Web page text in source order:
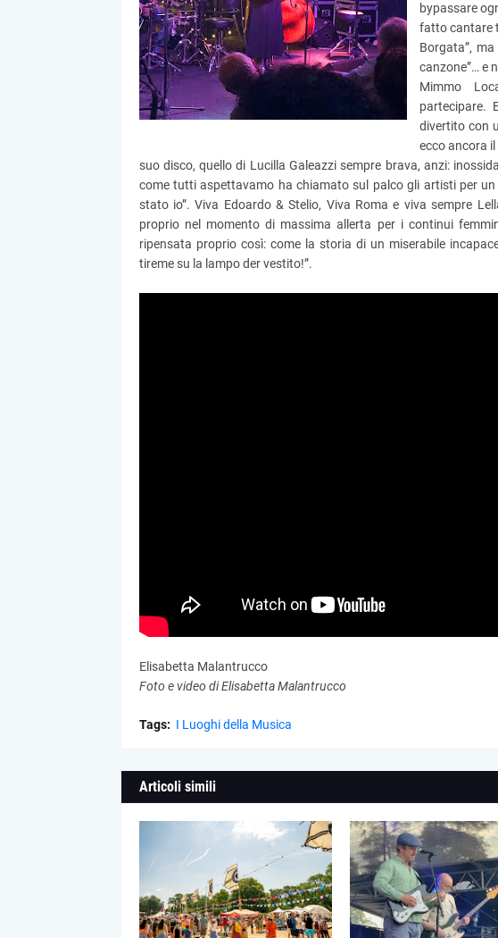
bypassare
fatto cantare
Borgata”,
canzone”… e
Mimmo
partecipare.
divertito con
ecco ancora
suo disco, quello di Lucilla Galeazzi sempre brava, anzi:
come tutti aspettavamo ha chiamato sul palco gli artisti per un
stato io”. Viva Edoardo & Stelio, Viva Roma e viva sempre
proprio nel momento di massima allerta per i continui
ripensata proprio così: come la storia di un miserabile
tireme su la lampo der vestito!”.
Elisabetta Malantrucco
Foto e video di Elisabetta Malantrucco
Tags: I Luoghi della Musica
Articoli simili